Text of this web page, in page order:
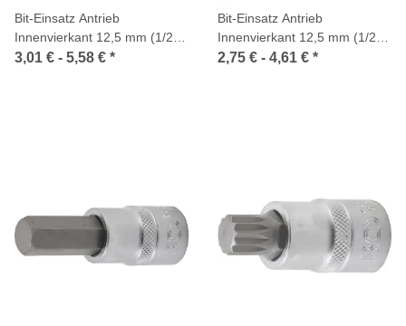
Bit-Einsatz Antrieb
Innenvierkant 12,5 mm (1/2
Zoll) Innensechskant
3,01 € - 5,58 € *
Bit-Einsatz Antrieb
Innenvierkant 12,5 mm (1/2
Zoll) Innensechskant
2,75 € - 4,61 € *